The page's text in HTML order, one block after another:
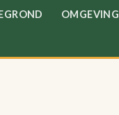
OMGEVING